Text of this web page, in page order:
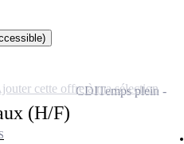
(H/F)
CDITemps plein
cette offre à ma sélection